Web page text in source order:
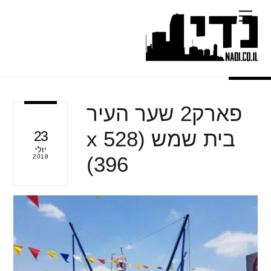
content
Menu
23
יולי
2018
פארק2 שער העיר
בית שמש (528 x
396)